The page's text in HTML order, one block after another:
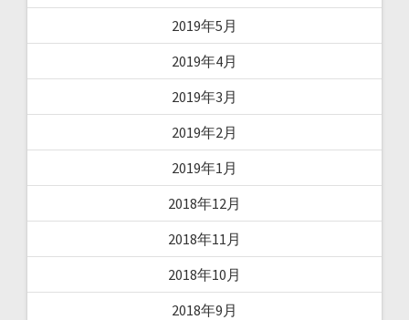
2019年5月
2019年4月
2019年3月
2019年2月
2019年1月
2018年12月
2018年11月
2018年10月
2018年9月